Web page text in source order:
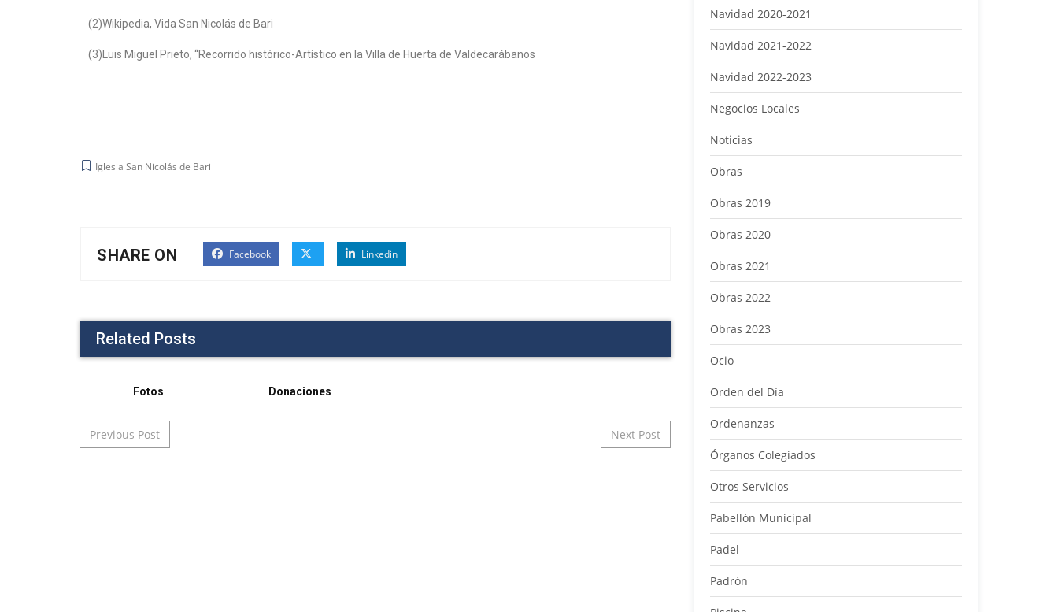
(2)Wikipedia, Vida San Nicolás de Bari
(3)Luis Miguel Prieto, “Recorrido histórico-Artístico en la Villa de Huerta de Valdecarábanos
Iglesia San Nicolás de Bari
SHARE ON Facebook Linkedin
Related Posts
Fotos Donaciones
Post navigation
Previous Post Next Post
Navidad 2020-2021
Navidad 2021-2022
Navidad 2022-2023
Negocios Locales
Noticias
Obras
Obras 2019
Obras 2020
Obras 2021
Obras 2022
Obras 2023
Ocio
Orden del Día
Ordenanzas
Órganos Colegiados
Otros Servicios
Pabellón Municipal
Padel
Padrón